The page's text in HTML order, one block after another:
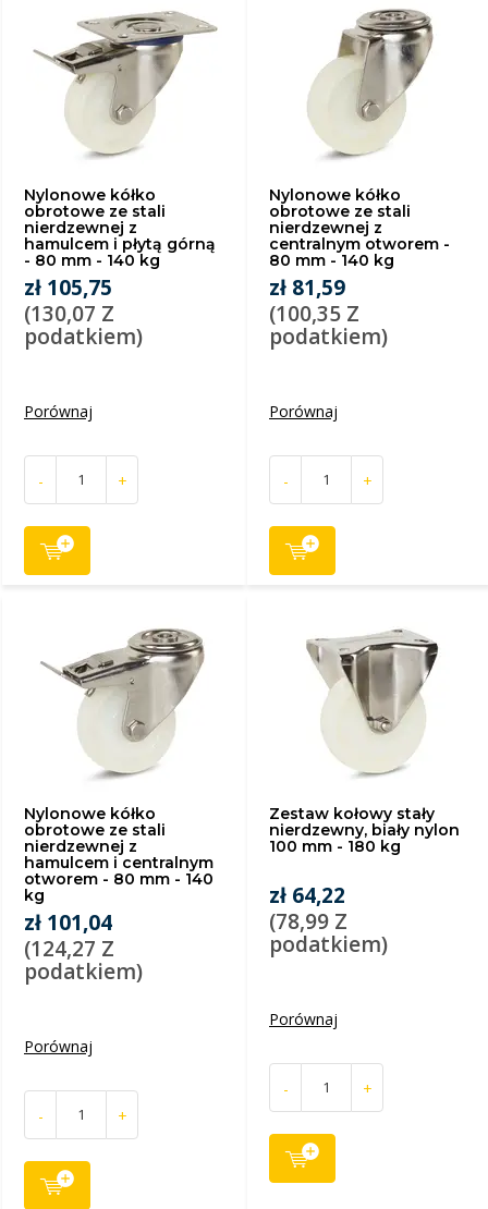
Nylonowe kółko
obrotowe ze stali
nierdzewnej z
hamulcem i płytą górną
- 80 mm - 140 kg
zł 105,75
(130,07 Z
podatkiem)
Porównaj
- +
Nylonowe kółko
obrotowe ze stali
nierdzewnej z
centralnym otworem -
80 mm - 140 kg
zł 81,59
(100,35 Z
podatkiem)
Porównaj
- +
Nylonowe kółko
obrotowe ze stali
nierdzewnej z
hamulcem i centralnym
otworem - 80 mm - 140
kg
zł 101,04
(124,27 Z
podatkiem)
Porównaj
- +
Zestaw kołowy stały
nierdzewny, biały nylon
100 mm - 180 kg
zł 64,22
(78,99 Z
podatkiem)
Porównaj
- +